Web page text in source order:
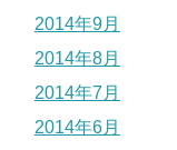
2014年9月
2014年8月
2014年7月
2014年6月